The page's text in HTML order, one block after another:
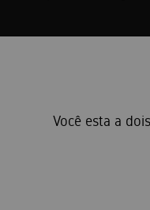
Você esta a